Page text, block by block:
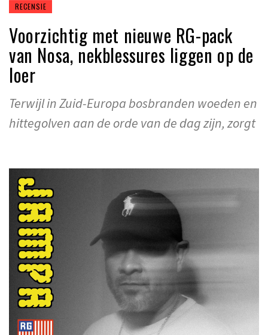
RECENSIE
Voorzichtig met nieuwe RG-pack
van Nosa, nekblessures liggen op de
loer
Terwijl in Zuid-Europa bosbranden woeden en
hittegolven aan de orde van de dag zijn, zorgt